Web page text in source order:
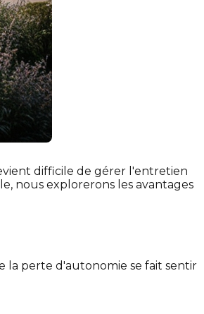
difficile de gérer l'entretien
nous explorerons les avantages
la perte d'autonomie se fait sentir